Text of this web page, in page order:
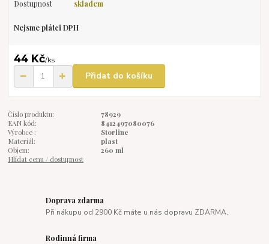
Dostupnost skladem
Nejsme plátci DPH
44 Kč/ks
Přidat do košíku
Číslo produktu:
78929
EAN kód:
8412497080076
Výrobce :
Storline
Materiál:
plast
Objem:
260 ml
Hlídat cenu / dostupnost
Doprava zdarma
Při nákupu od 2900 Kč máte u nás dopravu ZDARMA.
Rodinná firma